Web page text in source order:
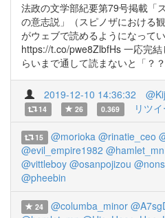
法政の文学部紀要第79号掲載「
の意志説」（スピノザにおける
がウェブで読めるようになって
https://t.co/pwe8ZlbfHs 一応完
らいまで通して読まないと「？
2019-12-10 14:36:32
14 26 0.369 リツ
15 @morioka @rinatie_ceo
@evil_empire1982 @hamlet_mn
@vittleboy @osanpojizou
@pheebin
24 @columba_minor